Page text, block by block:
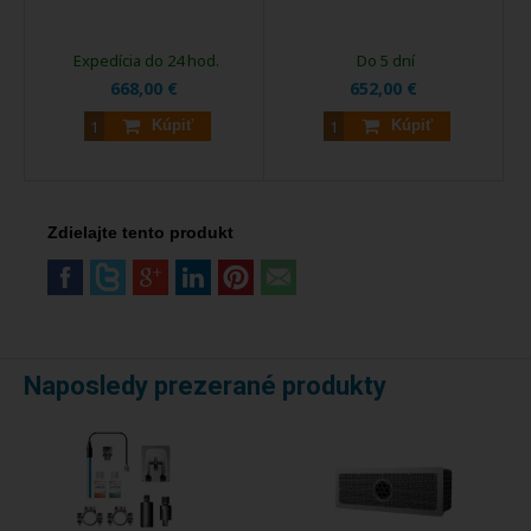
668,00 €
Kúpiť
Expedícia do 24 hod.
652,00 €
Kúpiť
Do 5 dní
Zdielajte tento produkt
Naposledy prezerané produkty